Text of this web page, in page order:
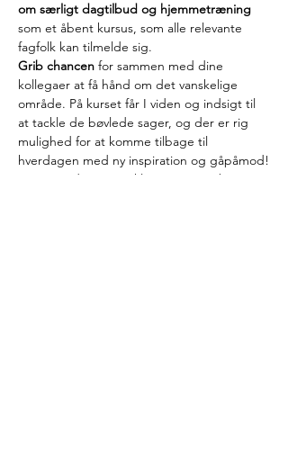
om særligt dagtilbud og hjemmetræning
som et åbent kursus, som alle relevante
fagfolk kan tilmelde sig.
Grib chancen for sammen med dine
kollegaer at få hånd om det vanskelige
område. På kurset får I viden og indsigt til
at tackle de bøvlede sager, og der er rig
mulighed for at komme tilbage til
hverdagen med ny inspiration og gåpåmod!
Der er undervisning kl. 9.00 – 15.30 begge